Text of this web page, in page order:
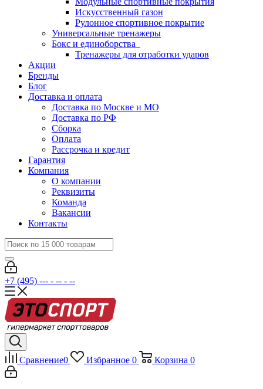
Искусственный газон
Рулонное спортивное покрытие
Универсальные тренажеры
Бокс и единоборства
Тренажеры для отработки ударов
Акции
Бренды
Блог
Доставка и оплата
Доставка по Москве и МО
Доставка по РФ
Сборка
Оплата
Рассрочка и кредит
Гарантия
Компания
О компании
Реквизиты
Команда
Вакансии
Контакты
+7 (495) --- - -- - --
Сравнение0 Избранное 0 Корзина 0